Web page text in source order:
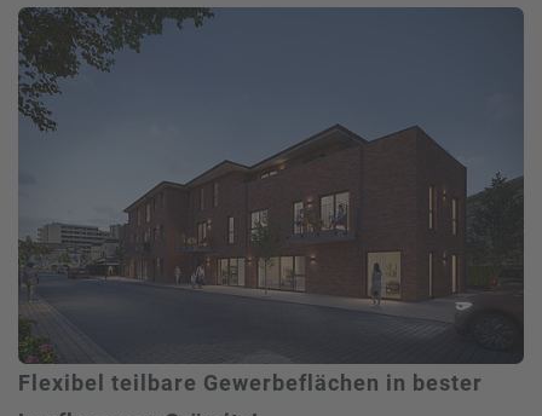
Bitte beachten Sie unsere Hinweise zum Datenschutz
Ich habe die Datenschutzhinweise gelesen.*
Flexibel teilbare Gewerbeflächen in bester